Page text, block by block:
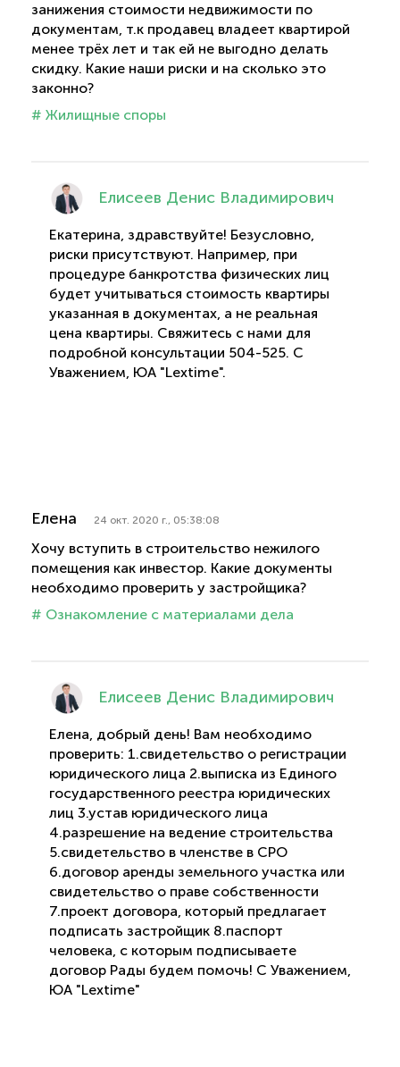
занижения стоимости недвижимости по
документам, т.к продавец владеет квартирой
менее трёх лет и так ей не выгодно делать
скидку. Какие наши риски и на сколько это
законно?
# Жилищные споры
Елисеев Денис Владимирович
Екатерина, здравствуйте! Безусловно,
риски присутствуют. Например, при
процедуре банкротства физических лиц
будет учитываться стоимость квартиры
указанная в документах, а не реальная
цена квартиры. Свяжитесь с нами для
подробной консультации 504-525. С
Уважением, ЮА "Lextime".
Елена 24 окт. 2020 г., 05:38:08
Хочу вступить в строительство нежилого
помещения как инвестор. Какие документы
необходимо проверить у застройщика?
# Ознакомление с материалами дела
Елисеев Денис Владимирович
Елена, добрый день! Вам необходимо
проверить: 1.свидетельство о регистрации
юридического лица 2.выписка из Единого
государственного реестра юридических
лиц 3.устав юридического лица
4.разрешение на ведение строительства
5.свидетельство в членстве в СРО
6.договор аренды земельного участка или
свидетельство о праве собственности
7.проект договора, который предлагает
подписать застройщик 8.паспорт
человека, с которым подписываете
договор Рады будем помочь! С Уважением,
ЮА "Lextime"